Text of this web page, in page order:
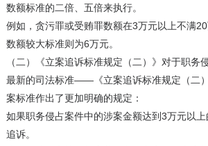
数额标准的二倍、五倍来执行。
例如，贪污罪或受贿罪数额在3万元以上不满
数额较大标准则为6万元。
（二）《立案追诉标准规定（二）》对于职务
最新的司法标准——《立案追诉标准规定（二
案标准作出了更加明确的规定：
如果职务侵占案件中的涉案金额达到3万元以
追诉。